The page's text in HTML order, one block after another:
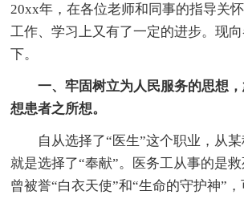
20xx年，在各位老师和同事的指导关怀
工作、学习上又有了一定的进步。现
下。
一、牢固树立为人民服务的思想，
想患者之所想。
自从选择了“医生”这个职业，从某
就是选择了“奉献”。医务工从事的是救
曾被誉“白衣天使”和“生命的守护神”